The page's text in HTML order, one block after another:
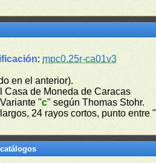
: mpc0.25r-ca01v3
en el anterior).
Casa de Moneda de Caracas
"c" según Thomas Stohr.
24 rayos cortos, punto entre "